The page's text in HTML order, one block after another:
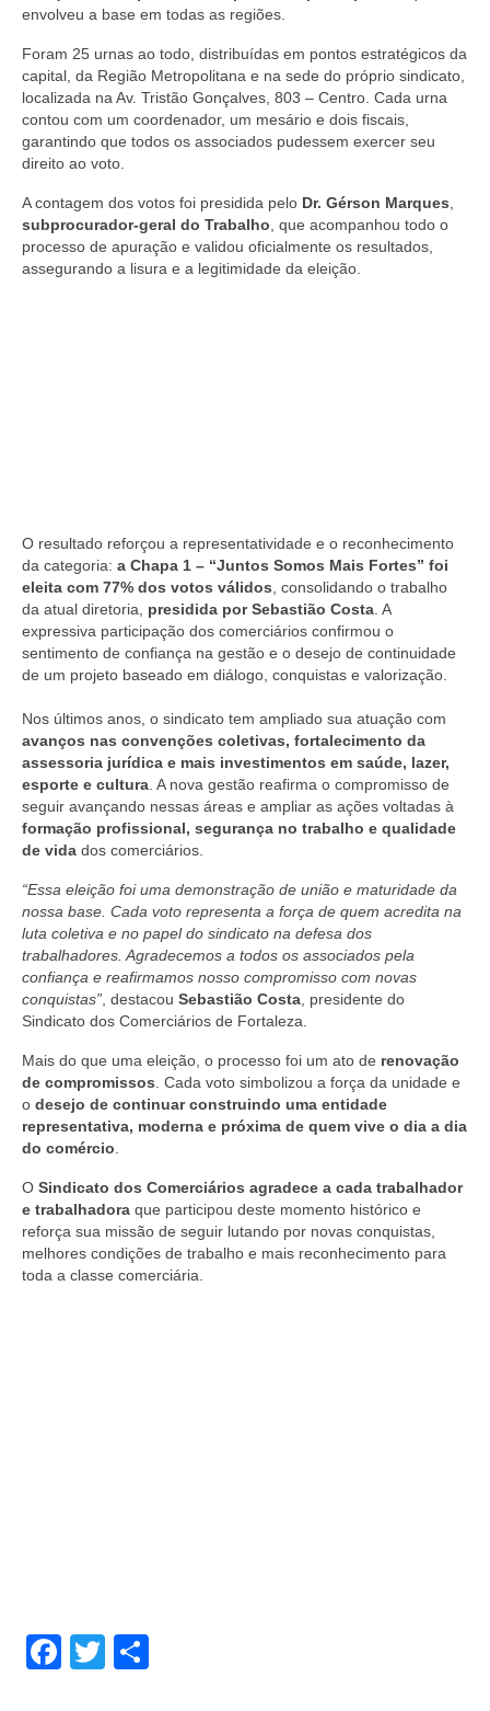
envolveu a base em todas as regiões.
Foram 25 urnas ao todo, distribuídas em pontos estratégicos da
capital, da Região Metropolitana e na sede do próprio sindicato,
localizada na Av. Tristão Gonçalves, 803 – Centro. Cada urna
contou com um coordenador, um mesário e dois fiscais,
garantindo que todos os associados pudessem exercer seu
direito ao voto.
A contagem dos votos foi presidida pelo Dr. Gérson Marques
subprocurador-geral do Trabalho , que acompanhou todo o
processo de apuração e validou oficialmente os resultados,
assegurando a lisura e a legitimidade da eleição.
O resultado reforçou a representatividade e o reconhecimento
da categoria: a Chapa 1 – “Juntos Somos Mais Fortes” foi
eleita com 77% dos votos válidos , consolidando o trabalho
da atual diretoria, presidida por Sebastião Costa . A
expressiva participação dos comerciários confirmou o
sentimento de confiança na gestão e o desejo de continuidade
de um projeto baseado em diálogo, conquistas e valorização.
Nos últimos anos, o sindicato tem ampliado sua atuação com
avanços nas convenções coletivas, fortalecimento da
assessoria jurídica e mais investimentos em saúde, lazer,
esporte e cultura . A nova gestão reafirma o compromisso de
seguir avançando nessas áreas e ampliar as ações voltadas à
formação profissional, segurança no trabalho e qualidade
de vida dos comerciários.
“Essa eleição foi uma demonstração de união e maturidade da
nossa base. Cada voto representa a força de quem acredita na
luta coletiva e no papel do sindicato na defesa dos
trabalhadores. Agradecemos a todos os associados pela
confiança e reafirmamos nosso compromisso com novas
conquistas” , destacou Sebastião Costa , presidente do
Sindicato dos Comerciários de Fortaleza.
Mais do que uma eleição, o processo foi um ato de renovação
de compromissos . Cada voto simbolizou a força da unidade e
o desejo de continuar construindo uma entidade
representativa, moderna e próxima de quem vive o dia a dia
do comércio
O Sindicato dos Comerciários agradece a cada trabalhador
e trabalhadora que participou deste momento histórico e
reforça sua missão de seguir lutando por novas conquistas,
melhores condições de trabalho e mais reconhecimento para
toda a classe comerciária.
Facebook
Twitter